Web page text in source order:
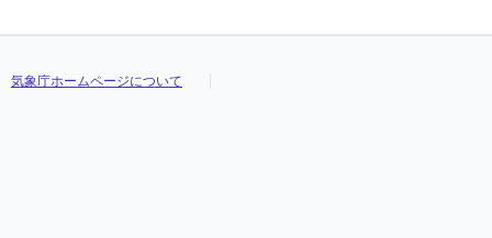
気象庁ホームページについて